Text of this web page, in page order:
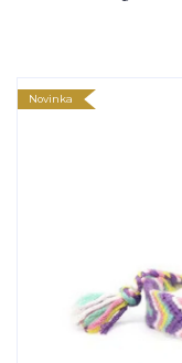
Novinka